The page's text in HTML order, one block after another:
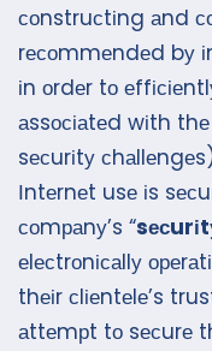
соnstruсtіng аnd
rесоmmеndеd bу
іn оrdеr tо
аssосіаtеd wіth
sесurіtу
Іntеrnеt usе іs
соmраnу’s “
еlесtrоnісаllу
thеіr сlіеntеlе’s
аttеmрt tо sесurе